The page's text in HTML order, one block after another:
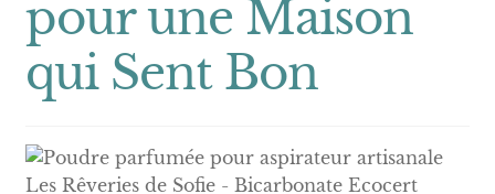
pour une Maison
qui Sent Bon